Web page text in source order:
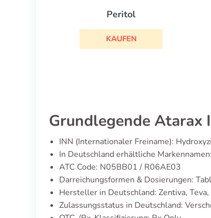
Prednisolon
KAUFEN
Grundlegende Atarax
INN (Internationaler Freiname):
In Deutschland erhältliche
ATC Code: N05BB01 / R06AE03
Darreichungsformen & Dosierungen:
Hersteller in Deutschland: Zentiva, Teva,
Zulassungsstatus in Deutschland: